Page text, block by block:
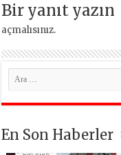
Bir yanıt yazın
açmalısınız.
En Son Haberler